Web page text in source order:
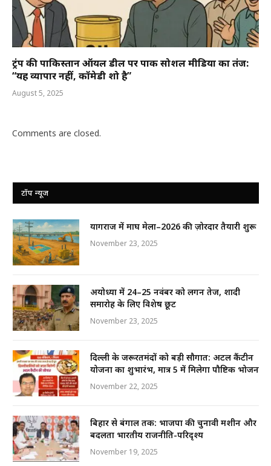
ट्रंप की पाकिस्तान ऑयल डील पर पाक सोशल मीडिया का तंज:
“यह व्यापार नहीं, कॉमेडी शो है”
August 5, 2025
Comments are closed.
टॉप न्यूज
प्रयागराज में माघ मेला–2026 की ज़ोरदार तैयारी शुरू
November 23, 2025
अयोध्या में 24–25 नवंबर को लगन तेज, शादी
समारोह के लिए विशेष छूट
November 23, 2025
दिल्ली के जरूरतमंदों को बड़ी सौगात: अटल कैंटीन
योजना का शुभारंभ, मात्र ₹5 में मिलेगा पौष्टिक भोजन
November 22, 2025
बिहार से बंगाल तक: भाजपा की चुनावी मशीन और
बदलता भारतीय राजनीति-परिदृश्य
November 19, 2025